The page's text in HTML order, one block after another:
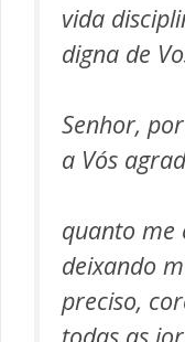
vida
digna de
Senhor,
a Vós
quanto me
deixando
preciso,